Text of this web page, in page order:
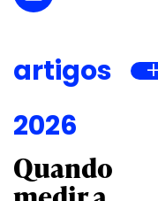
artigos
2026
Quando